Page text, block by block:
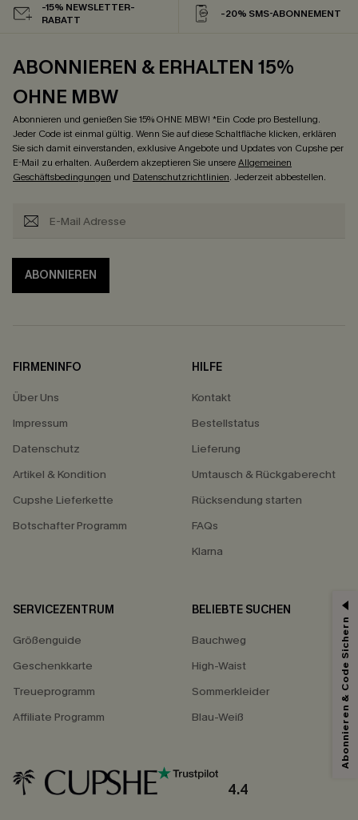
-15% NEWSLETTER-
RABATT
-20% SMS-ABONNEMENT
ABONNIEREN & ERHALTEN 15%
OHNE MBW
Abonnieren und genießen Sie 15% OHNE MBW! *Ein Code pro Bestellung.
Jeder Code ist einmal gültig. Wenn Sie auf diese Schaltfläche klicken, erklären
Sie sich damit einverstanden, exklusive Angebote und Updates von Cupshe per
E-Mail zu erhalten. Außerdem akzeptieren Sie unsereAllgemeinen
Geschäftsbedingungen und Datenschutzrichtlinien. Jederzeit abbestellen.
ABONNIEREN
FIRMENINFO
Über Uns
Impressum
Datenschutz
Artikel & Kondition
Cupshe Lieferkette
Botschafter Programm
HILFE
Kontakt
Bestellstatus
Lieferung
Umtausch & Rückgaberecht
Rücksendung starten
FAQs
Klarna
SERVICEZENTRUM
Größenguide
Geschenkkarte
Treueprogramm
Affiliate Programm
BELIEBTE SUCHEN
Bauchweg
High-Waist
Sommerkleider
Blau-Weiß
4.4
Abonnieren & Code Sichern